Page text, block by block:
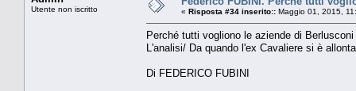
Utente non iscritto « Risposta #34 inserito:: Maggio 01, 2015,
Perché tutti vogliono le aziende di Berlusconi
L'analisi/ Da quando l'ex Cavaliere si è
Di FEDERICO FUBINI